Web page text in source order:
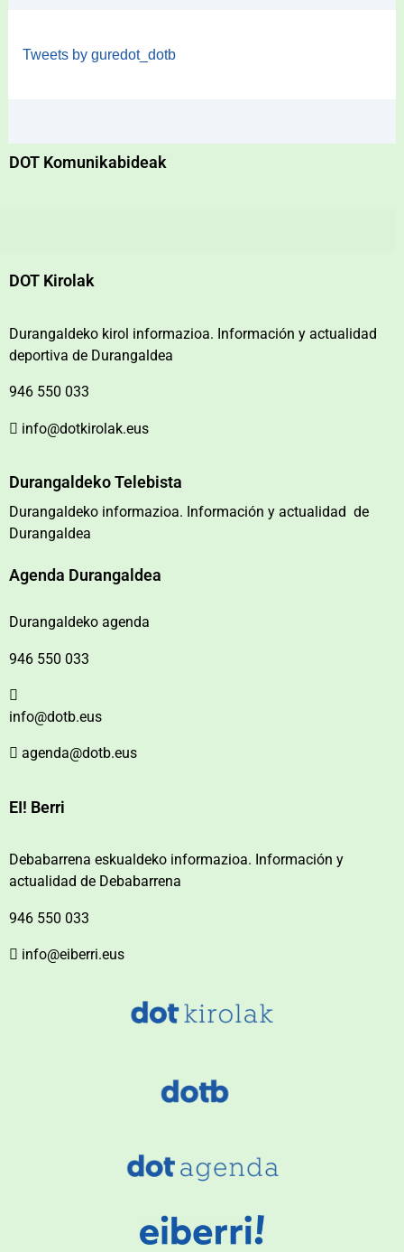
Tweets by guredot_dotb
DOT Komunikabideak
DOT Kirolak
Durangaldeko kirol informazioa. Información y actualidad
deportiva de Durangaldea
946 550 033
info@dotkirolak.eus
Durangaldeko Telebista
Durangaldeko informazioa. Información y actualidad de
Durangaldea
Agenda Durangaldea
Durangaldeko agenda
946 550 033
info@dotb.eus
agenda@dotb.eus
EI! Berri
Debabarrena eskualdeko informazioa. Información y
actualidad de Debabarrena
946 550 033
info@eiberri.eus